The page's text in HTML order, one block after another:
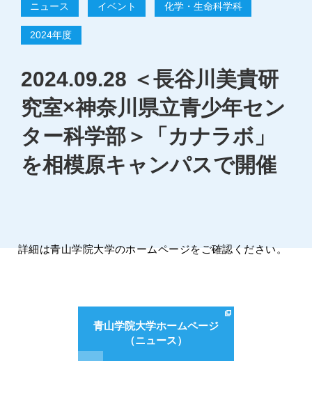
ニュース イベント 化学・生命科学科
2024年度
2024.09.28 ＜長谷川美貴研
究室×神奈川県立青少年セン
ター科学部＞「カナラボ」
を相模原キャンパスで開催
詳細は青山学院大学のホームページをご確認ください。
青山学院大学ホームページ
（ニュース）